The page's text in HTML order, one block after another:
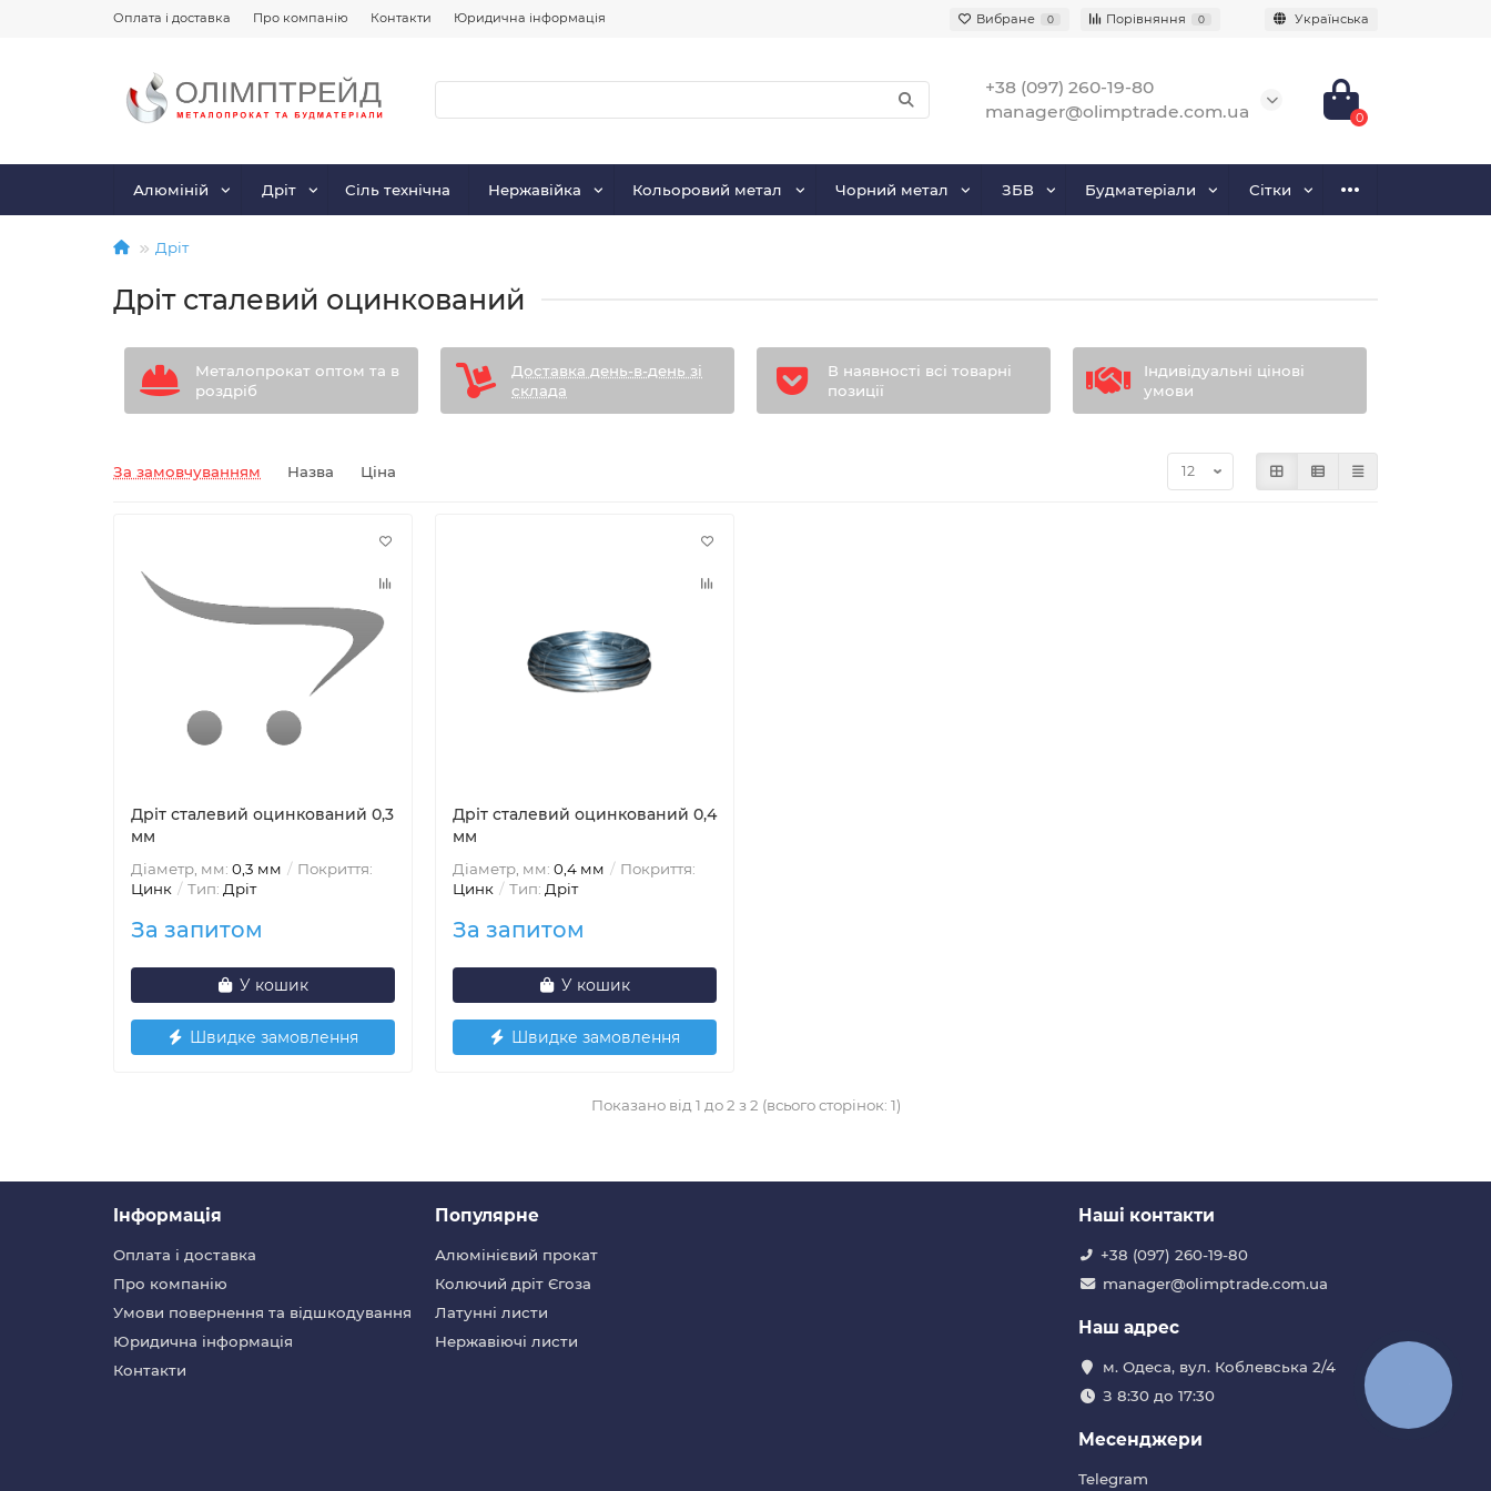
Оплата і доставка Про компанію Контакти Юридична інформація Вибране 0 Порівняння 0 Українська
+38 (097) 260-19-80
manager@olimptrade.com.ua
0
Алюміній Дріт Сіль технічна Нержавійка Кольоровий метал Чорний метал ЗБВ Будматеріали Сітки
Дріт
Дріт сталевий оцинкований
Металопрокат оптом та в
роздріб
Доставка день-в-день зі
склада
В наявності всі товарні
позиції
Індивідуальні цінові
умови
За замовчуванням Назва Ціна
Дріт сталевий оцинкований 0,3
мм
Діаметр, мм: 0,3 мм
Покриття:
Цинк
Тип: Дріт
За запитом
У кошик
Швидке замовлення
Дріт сталевий оцинкований 0,4
мм
Діаметр, мм: 0,4 мм
Покриття:
Цинк
Тип: Дріт
За запитом
У кошик
Швидке замовлення
Показано від 1 до 2 з 2 (всього сторінок: 1)
Iнформація
Оплата і доставка
Про компанію
Умови повернення та відшкодування
Юридична інформація
Контакти
Популярне
Алюмінієвий прокат
Колючий дріт Єгоза
Латунні листи
Нержавіючі листи
Наші контакти
+38 (097) 260-19-80
manager@olimptrade.com.ua
Наш адрес
м. Одеса, вул. Коблевська 2/4
З 8:30 до 17:30
Месенджери
Telegram